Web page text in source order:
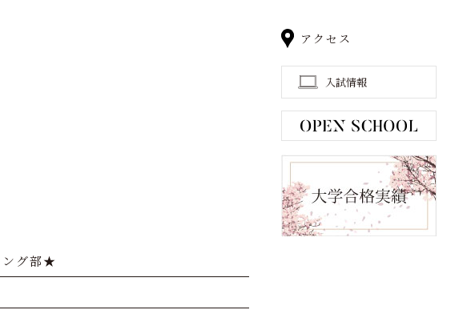
アクセス
入試情報
ング部★